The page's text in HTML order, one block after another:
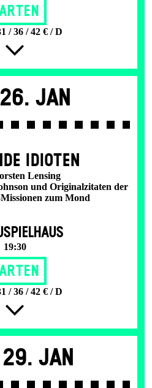
/ 36 / 42 € / D
26. Jan
IDIOTEN
Lensing
und Originalzitaten der
zum Mond
19:30
/ 36 / 42 € / D
29. Jan